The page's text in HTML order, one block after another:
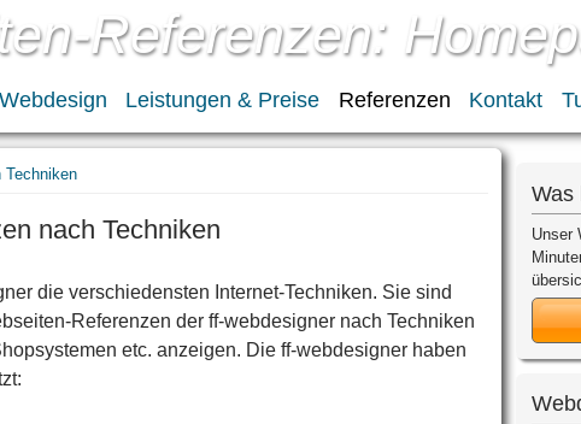
Referenzen:
Leistungen & Preise Referenzen Kontakt
Techniken
nach Techniken
die verschiedensten Internet-Techniken. Sie sind
Referenzen der ff-webdesigner nach Techniken
etc. anzeigen. Die ff-webdesigner haben
Was
Unser